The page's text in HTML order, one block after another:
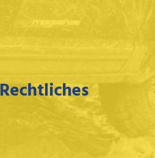
Rechtliches